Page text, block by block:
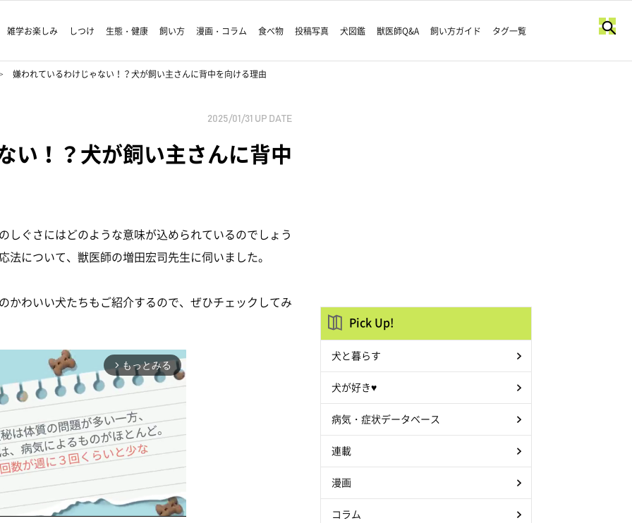
雑学お楽しみ しつけ 生態・健康 飼い方 漫画・コラム 食べ物 投稿写真 犬図鑑 獣医師Q&A 飼い方ガイド タグ一覧
嫌われているわけじゃない！？犬が飼い主さんに背中を向ける理由
2025/01/31 UP DATE
い！？犬が飼い主さんに背中
しぐさにはどのような意味が込められているのでしょう
について、獣医師の増田宏司先生に伺いました。
かわいい犬たちもご紹介するので、ぜひチェックしてみ
arrow_forward_ios もっとみる
Pick Up!
犬と暮らす
犬が好き♥
病気・症状データベース
連載
漫画
コラム